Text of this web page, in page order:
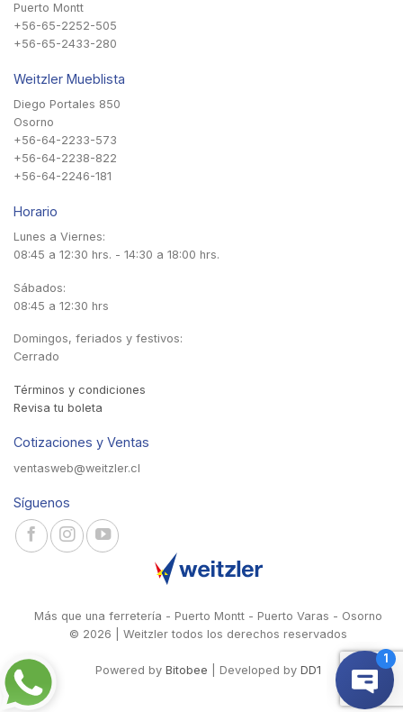
Puerto Montt
+56-65-2252-505
+56-65-2433-280
Weitzler Mueblista
Diego Portales 850
Osorno
+56-64-2233-573
+56-64-2238-822
+56-64-2246-181
Horario
Lunes a Viernes:
08:45 a 12:30 hrs. - 14:30 a 18:00 hrs.
Sábados:
08:45 a 12:30 hrs
Domingos, feriados y festivos:
Cerrado
Términos y condiciones
Revisa tu boleta
Cotizaciones y Ventas
ventasweb@weitzler.cl
Síguenos
Más que una ferretería - Puerto Montt - Puerto Varas - Osorno
© 2026 | Weitzler todos los derechos reservados
Powered by Bitobee | Developed by DD1